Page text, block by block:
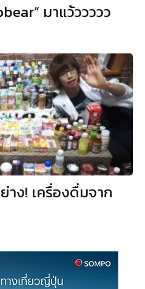
มาแว้ววววว
าง! เครื่องดื่มจาก